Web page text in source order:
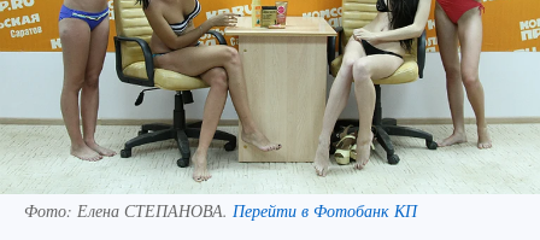
Фото: Елена СТЕПАНОВА. Перейти в Фотобанк КП